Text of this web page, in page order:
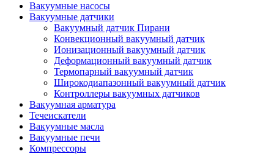
Вакуумные насосы
Вакуумные датчики
Вакуумный датчик Пирани
Конвекционный вакуумный датчик
Ионизационный вакуумный датчик
Деформационный вакуумный датчик
Термопарный вакуумный датчик
Широкодиапазонный вакуумный датчик
Контроллеры вакуумных датчиков
Вакуумная арматура
Течеискатели
Вакуумные масла
Вакуумные печи
Компрессоры